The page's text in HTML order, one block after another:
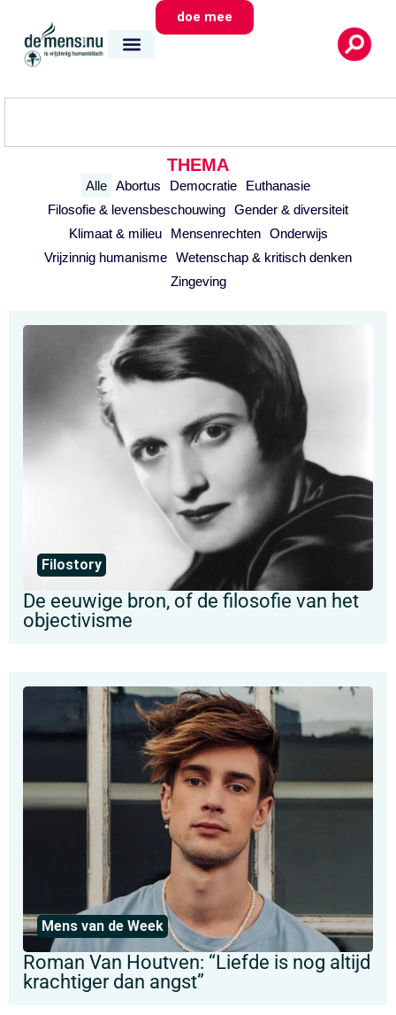
doe mee
THEMA
Abortus Democratie
Euthanasie
Filosofie & levensbeschouwing Gender & diversiteit
Klimaat & milieu
Mensenrechten
Onderwijs
Vrijzinnig humanisme Wetenschap & kritisch denken
Zingeving
Alle
Filostory
De eeuwige bron, of de filosofie van het
objectivisme
Mens van de Week
Roman Van Houtven: “Liefde is nog altijd
krachtiger dan angst”